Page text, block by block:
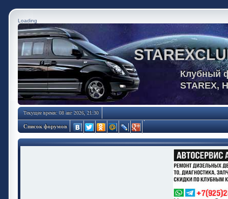
Loading
Клубный
STAREX,
Текущее время: 08 авг 2026, 21:30
Список форумов